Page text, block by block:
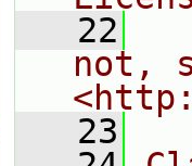
   22
not,
   23